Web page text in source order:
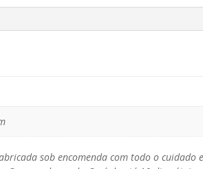
sob encomenda com todo o cuidado